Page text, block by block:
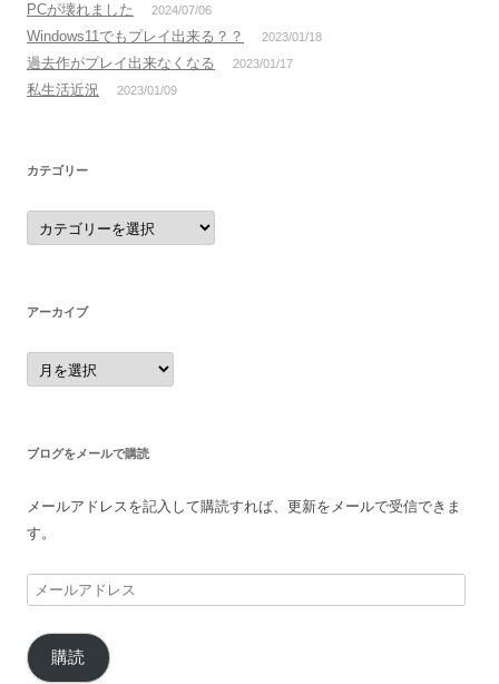
PCが壊れました 2024/07/06
Windows11でもプレイ出来る？？ 2023/01/18
過去作がプレイ出来なくなる 2023/01/17
私生活近況 2023/01/09
カテゴリー
カ
テ
ゴ
アーカイブ
ア
ー
カ
ブログをメールで購読
メールアドレスを記入して購読すれば、更新をメールで受信できま
す。
メ
ル
ア
購読